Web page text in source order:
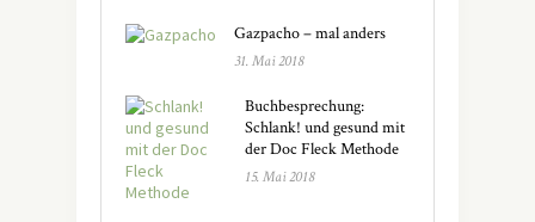
Gazpacho – mal anders
31. Mai 2018
Buchbesprechung:
Schlank! und gesund mit
der Doc Fleck Methode
15. Mai 2018